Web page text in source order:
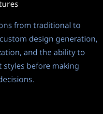
3
from traditional to
design generation,
and the ability to
before making